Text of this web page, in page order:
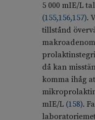
5 000 mIE/L
(155,156,157).
tillstånd
då kan
komma ihåg
mIE/L (158).